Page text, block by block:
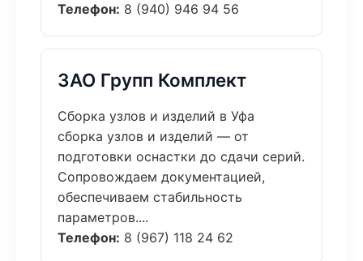
Телефон: 8 (940) 946 94 56
ЗАО Групп Комплект
Сборка узлов и изделий в Уфа
сборка узлов и изделий — от
подготовки оснастки до сдачи серий.
Сопровождаем документацией,
обеспечиваем стабильность
параметров....
Телефон: 8 (967) 118 24 62